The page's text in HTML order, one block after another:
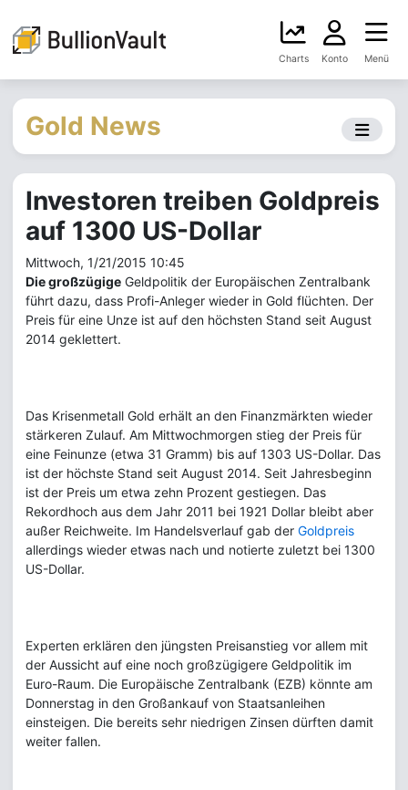
Charts Konto Menü
Gold News
Investoren treiben Goldpreis
auf 1300 US-Dollar
Mittwoch, 1/21/2015 10:45
Die großzügige Geldpolitik der Europäischen Zentralbank
führt dazu, dass Profi-Anleger wieder in Gold flüchten. Der
Preis für eine Unze ist auf den höchsten Stand seit August
2014 geklettert.
Das Krisenmetall Gold erhält an den Finanzmärkten wieder
stärkeren Zulauf. Am Mittwochmorgen stieg der Preis für
eine Feinunze (etwa 31 Gramm) bis auf 1303 US-Dollar. Das
ist der höchste Stand seit August 2014. Seit Jahresbeginn
ist der Preis um etwa zehn Prozent gestiegen. Das
Rekordhoch aus dem Jahr 2011 bei 1921 Dollar bleibt aber
außer Reichweite. Im Handelsverlauf gab der Goldpreis
allerdings wieder etwas nach und notierte zuletzt bei 1300
US-Dollar.
Experten erklären den jüngsten Preisanstieg vor allem mit
der Aussicht auf eine noch großzügigere Geldpolitik im
Euro-Raum. Die Europäische Zentralbank (EZB) könnte am
Donnerstag in den Großankauf von Staatsanleihen
einsteigen. Die bereits sehr niedrigen Zinsen dürften damit
weiter fallen.